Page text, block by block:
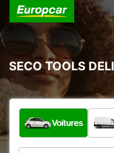
SECO TOOLS
Quel type de
Voitures